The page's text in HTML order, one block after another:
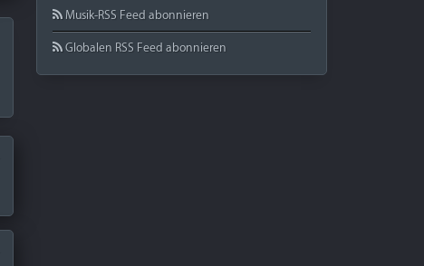
Musik-RSS Feed abonnieren
Globalen RSS Feed abonnieren